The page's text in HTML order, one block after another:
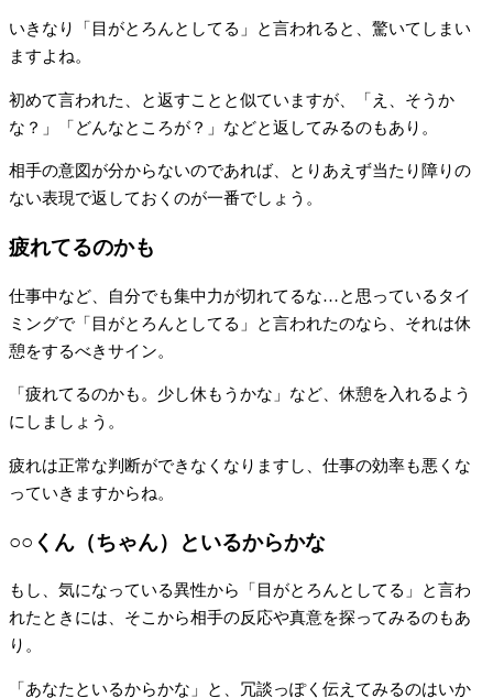
いきなり「目がとろんとしてる」と言われると、驚いてしまい
ますよね。
初めて言われた、と返すことと似ていますが、「え、そうか
な？」「どんなところが？」などと返してみるのもあり。
相手の意図が分からないのであれば、とりあえず当たり障りの
ない表現で返しておくのが一番でしょう。
疲れてるのかも
仕事中など、自分でも集中力が切れてるな…と思っているタイ
ミングで「目がとろんとしてる」と言われたのなら、それは休
憩をするべきサイン。
「疲れてるのかも。少し休もうかな」など、休憩を入れるよう
にしましょう。
疲れは正常な判断ができなくなりますし、仕事の効率も悪くな
っていきますからね。
○○くん（ちゃん）といるからかな
もし、気になっている異性から「目がとろんとしてる」と言わ
れたときには、そこから相手の反応や真意を探ってみるのもあ
り。
「あなたといるからかな」と、冗談っぽく伝えてみるのはいか